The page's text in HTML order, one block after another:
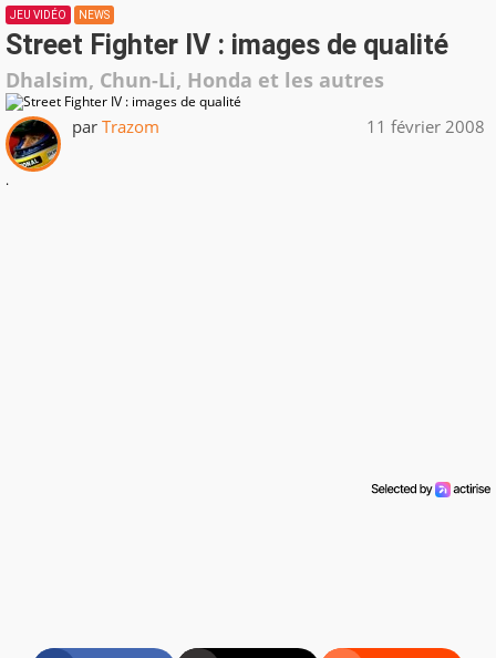
JEU VIDÉO NEWS
Street Fighter IV : images de qualité
Dhalsim, Chun-Li, Honda et les autres
par Trazom 11 février 2008
.